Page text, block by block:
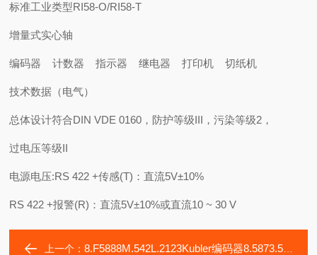
标准工业类型RI58-O/RI58-T
增量式实心轴
编码器 计数器 指示器 继电器 打印机 切纸机
技术数据（电气）
总体设计符合DIN VDE 0160，防护等级III，污染等级2，
过电压等级II
电源电压:RS 422 +传感(T)：直流5V±10%
RS 422 +报警(R)：直流5V±10%或直流10 ~ 30 V
上一个：8.F5888M.542L.2123Kubler编码器8.5873.5444.G323